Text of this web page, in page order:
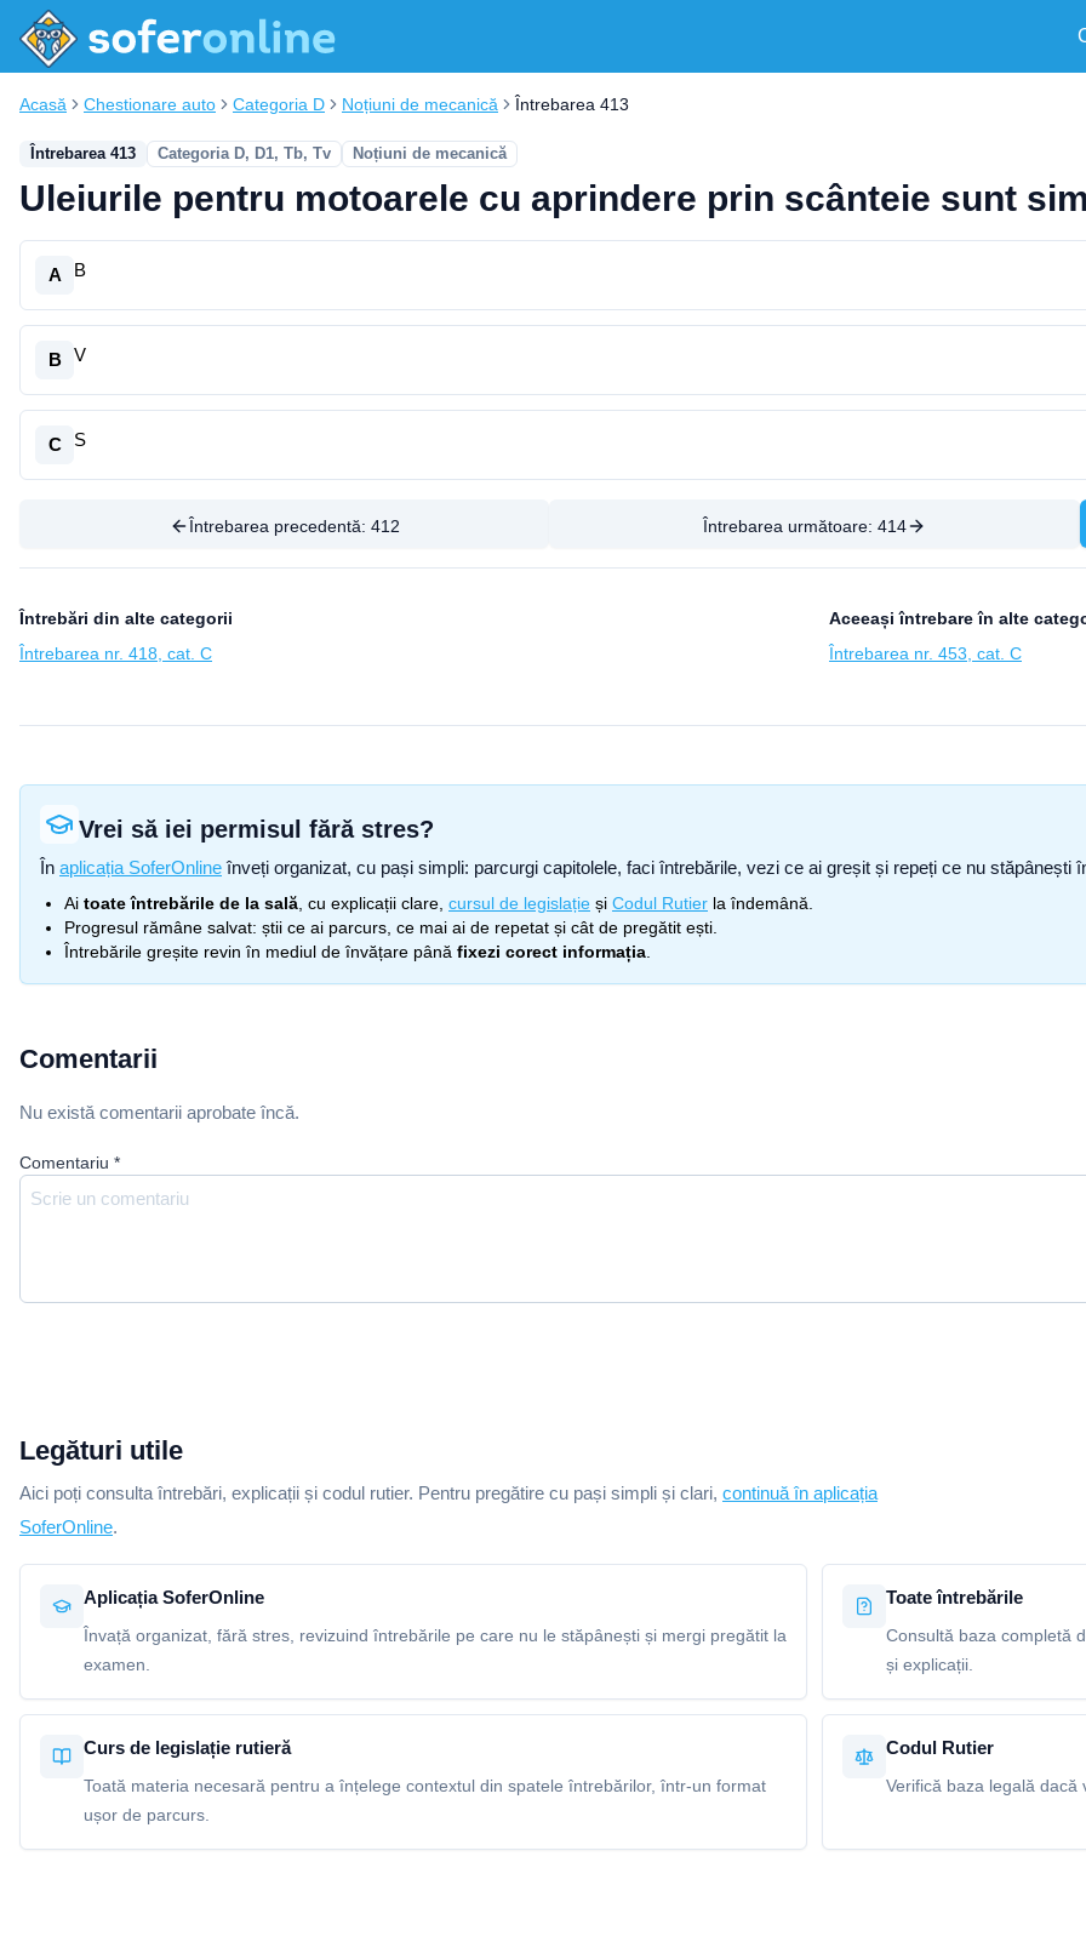
Acasă Chestionare auto Categoria D Noțiuni de mecanică Întrebarea 413
Întrebarea 413 Categoria D, D1, Tb, Tv Noțiuni de mecanică
Uleiurile pentru motoarele cu aprindere prin scânteie sunt
A B
B V
C S
Întrebarea precedentă: 412 Întrebarea următoare: 414
Întrebări din alte categorii
Întrebarea nr. 418, cat. C
Aceeași întrebare în alte
Întrebarea nr. 453, cat. C
Vrei să iei permisul fără stres?
În aplicația SoferOnline înveți organizat, cu pași simpli: parcurgi capitolele, faci întrebările, vezi ce ai greșit și repeți ce nu
Ai toate întrebările de la sală , cu explicații clare, cursul de legislație și Codul Rutier la îndemână.
Progresul rămâne salvat: știi ce ai parcurs, ce mai ai de repetat și cât de pregătit ești.
Întrebările greșite revin în mediul de învățare până fixezi corect informația
Comentarii
Nu există comentarii aprobate încă.
Comentariu *
Legături utile
Aici poți consulta întrebări, explicații și codul rutier. Pentru pregătire cu pași simpli și clari, continuă în aplicația
SoferOnline.
Aplicația SoferOnline
Învață organizat, fără stres, revizuind întrebările pe care nu le stăpânești și mergi pregătit la
examen.
Toate întrebările
Consultă baza completă
și explicații.
Curs de legislație rutieră
Toată materia necesară pentru a înțelege contextul din spatele întrebărilor, într-un format
ușor de parcurs.
Codul Rutier
Verifică baza legală dacă